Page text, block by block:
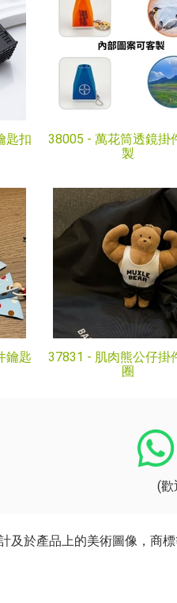
匙扣 38005 - 萬花筒透鏡掛
製
鑰匙
37831 - 肌肉熊公仔掛
圈
(歡
及於產品上的美術圖像，商